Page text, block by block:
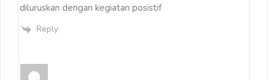
diluruskan dengan kegiatan posistif
Reply